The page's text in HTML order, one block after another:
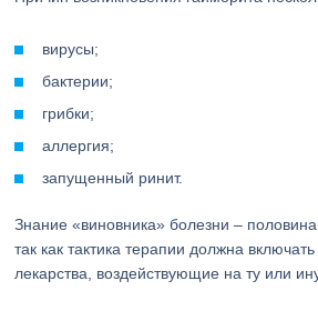
вирусы;
бактерии;
грибки;
аллергия;
запущенный ринит.
Знание «виновника» болезни –
так как тактика терапии должна
лекарства, воздействующие на ту или